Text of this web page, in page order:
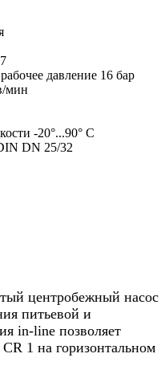
давление 16 бар
мин
-20°...90° C
DN 25/32
центробежный насос
питьевой и
in-line позволяет
1 на горизонтальном